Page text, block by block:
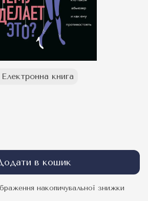
Електронна книга
в кошик
накопичувальної знижки